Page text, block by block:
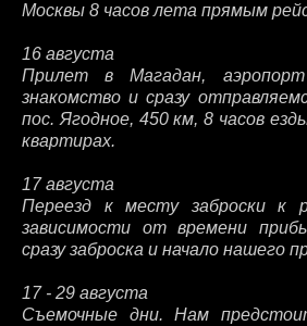
Москвы 8 часов лета прямым
16 августа
Прилет в Магадан,
знакомство и сразу
пос. Ягодное, 450 км, 8 часов
квартирах.
17 августа
Переезд к месту заброски к
зависимости от времени
сразу заброска и начало нашего
17 - 29 августа
Съемочные дни. Нам